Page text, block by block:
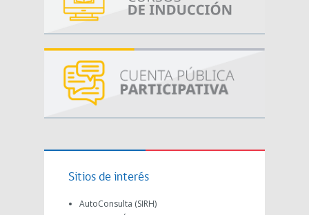
Sitios de interés
AutoConsulta (SIRH)